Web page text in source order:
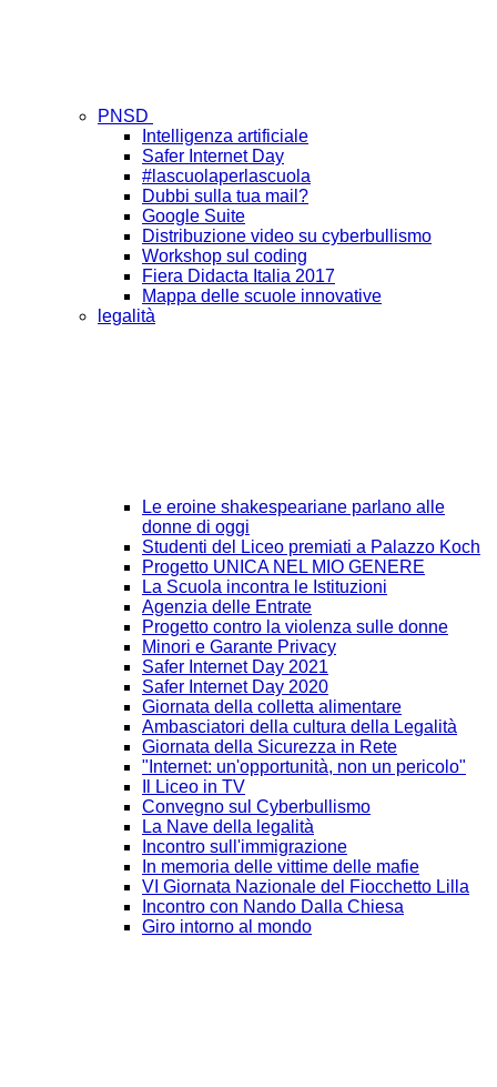
PNSD
Intelligenza artificiale
Safer Internet Day
#lascuolaperlascuola
Dubbi sulla tua mail?
Google Suite
Distribuzione video su cyberbullismo
Workshop sul coding
Fiera Didacta Italia 2017
Mappa delle scuole innovative
legalità
Le eroine shakespeariane parlano alle
donne di oggi
Studenti del Liceo premiati a Palazzo Koch
Progetto UNICA NEL MIO GENERE
La Scuola incontra le Istituzioni
Agenzia delle Entrate
Progetto contro la violenza sulle donne
Minori e Garante Privacy
Safer Internet Day 2021
Safer Internet Day 2020
Giornata della colletta alimentare
Ambasciatori della cultura della Legalità
Giornata della Sicurezza in Rete
"Internet: un'opportunità, non un pericolo"
Il Liceo in TV
Convegno sul Cyberbullismo
La Nave della legalità
Incontro sull'immigrazione
In memoria delle vittime delle mafie
VI Giornata Nazionale del Fiocchetto Lilla
Incontro con Nando Dalla Chiesa
Giro intorno al mondo